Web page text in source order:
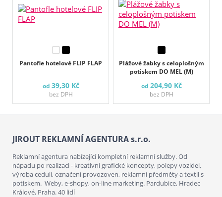
Pantofle hotelové FLIP FLAP
od 39,30 Kč
bez DPH
Plážové žabky s celoplošným
potiskem DO MEL (M)
od 204,90 Kč
bez DPH
JIROUT REKLAMNÍ AGENTURA s.r.o.
Reklamní agentura nabízející kompletní reklamní služby. Od
nápadu po realizaci - kreativní grafické koncepty, polepy vozidel,
výroba cedulí, označení provozoven, reklamní předměty a textil s
potiskem. Weby, e-shopy, on-line marketing. Pardubice, Hradec
Králové, Praha. 40 lidí